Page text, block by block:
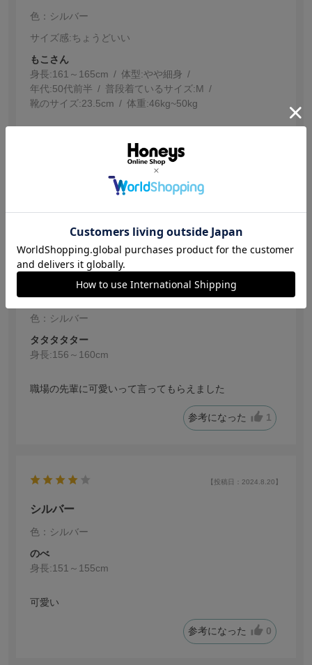
色：シルバー
サイズ感:ちょうどいい
もこさん
身長:161～165cm 体型:細身
年代:50代前半 普段着ているサイズ:M
靴のサイズ:23.5cm 体重:46kg~50kg
ここまで存在感のあるピアスをつけるのは久しぶりです
が「つけている！」という感じがして新鮮です
素敵で買ってよかったです
コスパ最高
色：シルバー
タタタタター
身長:156～160cm
職場の先輩に可愛いって言ってもらえました
参考になった 1
【投稿日：2024.8.20】
シルバー
色：シルバー
のべ
身長:151～155cm
可愛い
参考になった 0